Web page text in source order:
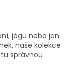
jógu nebo jen
naše kolekce
správnou